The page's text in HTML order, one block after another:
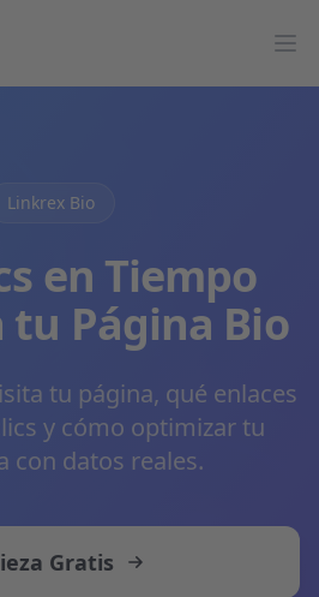
Linkrex Bio
en Tiempo
tu Página Bio
tu página, qué enlaces
y cómo optimizar tu
con datos reales.
Gratis